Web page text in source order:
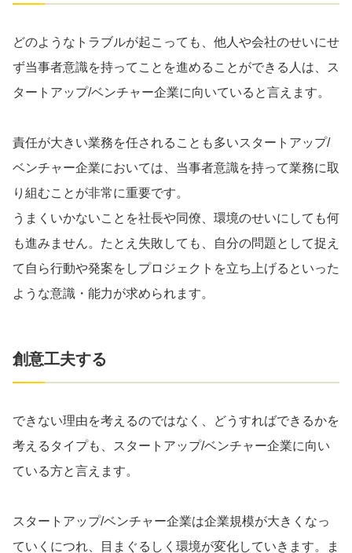
どのようなトラブルが起こっても、他人や会社のせいにせ
ず当事者意識を持ってことを進めることができる人は、ス
タートアップ/ベンチャー企業に向いていると言えます。
責任が大きい業務を任されることも多いスタートアップ/
ベンチャー企業においては、当事者意識を持って業務に取
り組むことが非常に重要です。
うまくいかないことを社長や同僚、環境のせいにしても何
も進みません。たとえ失敗しても、自分の問題として捉え
て自ら行動や発案をしプロジェクトを立ち上げるといった
ような意識・能力が求められます。
創意工夫する
できない理由を考えるのではなく、どうすればできるかを
考えるタイプも、スタートアップ/ベンチャー企業に向い
ている方と言えます。
スタートアップ/ベンチャー企業は企業規模が大きくなっ
ていくにつれ、目まぐるしく環境が変化していきます。ま